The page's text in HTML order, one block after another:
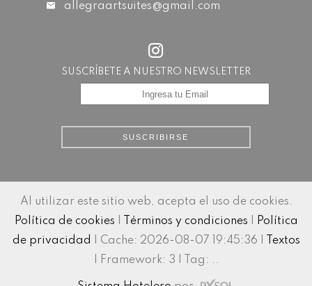
allegraartsuites@gmail.com
SUSCRÍBETE A NUESTRO NEWSLETTER
SUSCRIBIRSE
Al utilizar este sitio web, acepta el uso de cookies.
Política de cookies
Términos y condiciones
Política
de privacidad
Cache: 2026-08-07 19:45:36 |
Textos
Framework: 3 | Tag: ..